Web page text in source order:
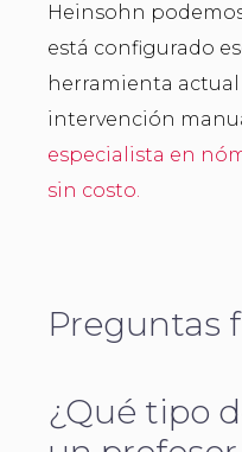
Heinsohn
está configurado
herramienta
intervención
especialista en
sin costo.
Preguntas
¿Qué tipo